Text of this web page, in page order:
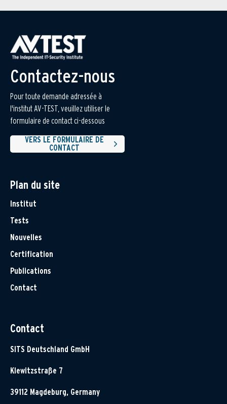
Contactez-nous
Pour toute demande adressée à
l'institut AV-TEST, veuillez utiliser le
formulaire de contact ci-dessous
VERS LE FORMULAIRE DE
CONTACT
Plan du site
Institut
Tests
Nouvelles
Certification
Publications
Contact
Contact
SITS Deutschland GmbH
Klewitzstraße 7
39112 Magdeburg, Germany